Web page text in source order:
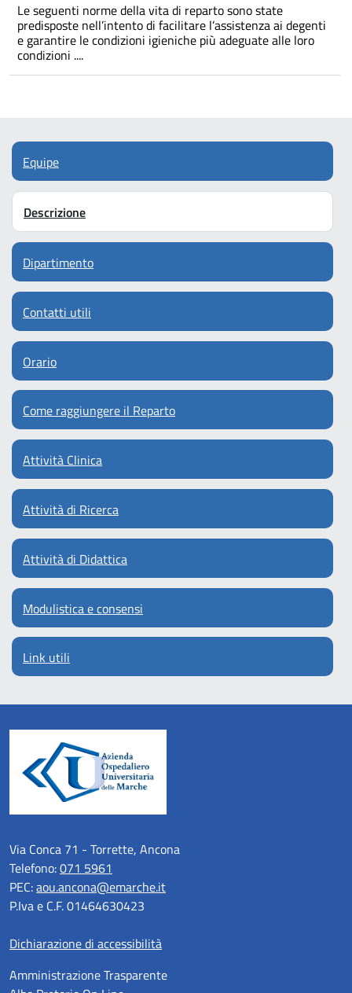
Le seguenti norme della vita di reparto sono state
predisposte nell’intento di facilitare l’assistenza ai degenti
e garantire le condizioni igieniche più adeguate alle loro
condizioni ....
Equipe
Descrizione
Dipartimento
Contatti utili
Orario
Come raggiungere il Reparto
Attività Clinica
Attività di Ricerca
Attività di Didattica
Modulistica e consensi
Link utili
Via Conca 71 - Torrette, Ancona
Telefono:071 5961
PEC:aou.ancona@emarche.it
P.Iva e C.F. 01464630423
Dichiarazione di accessibilità
Amministrazione Trasparente